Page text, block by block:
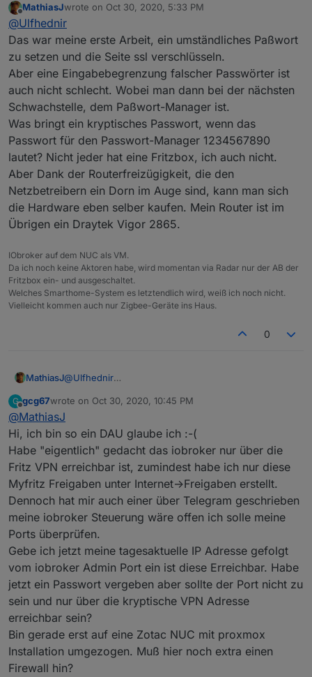
kann / soll, dass er ein Admin Kennwort zu setzen
hat.
Es wäre sinnig, dass man nachdem die
Lizenzbestimmungen gelesen hat, zunächst ein
Kennwort hinterlegen muss. Aber hier wird sogleich
während der Installation der Discovery-Adapter
gestartet.
Das suggeriert dem Enduser ein "Plug&Play" - er
muss sich um nichts mehr kümmern.
Zu deinem Thema FritzBox - du kannst nicht davon
ausgehen, dass jeder zu Hause eine FritzBox
herumzustehen hat. Da gäbe es noch ausreichend
Telekom-Kunden mit einem Speedport und Vodafone
Kunden mit einer EasyBox.
Da ist VPN nicht ganz so einfach eingerichtet. Und
hier liegt auch das eigentliche Problem: Der Aufwand
den Admin-Adapter freizugeben ist geringer als
einen VPN aufzubauen.
Offline
MathiasJwrote on Oct 30, 2020, 5:33 PM
last edited by
@Ulfhednir
Das war meine erste Arbeit, ein umständliches Paßwort
zu setzen und die Seite ssl verschlüsseln.
Aber eine Eingabebegrenzung falscher Passwörter ist
auch nicht schlecht. Wobei man dann bei der nächsten
Schwachstelle, dem Paßwort-Manager ist.
Was bringt ein kryptisches Passwort, wenn das
Passwort für den Passwort-Manager 1234567890
lautet? Nicht jeder hat eine Fritzbox, ich auch nicht.
Aber Dank der Routerfreizügigkeit, die den
Netzbetreibern ein Dorn im Auge sind, kann man sich
die Hardware eben selber kaufen. Mein Router ist im
Übrigen ein Draytek Vigor 2865.
IObroker auf dem NUC als VM.
Da ich noch keine Aktoren habe, wird momentan via Radar nur der AB der
Fritzbox ein- und ausgeschaltet.
Welches Smarthome-System es letztendlich wird, weiß ich noch nicht.
Vielleicht kommen auch nur Zigbee-Geräte ins Haus.
0
MathiasJ@Ulfhednir
wenn vom DAU Ports im Router
geöffnet werden und kein Admin-Passwort gesetzt
ist?
2 Beispiele habe ich ja weiter oben genannt, die
doch noch recht aktuell sind.
Dabei ist es wirklich kein Hexenwerk in der Fritzbox
eine VPN einzurichten. Mit der App myffritz! geht das
recht einfach und schnell.
G
Offline
gcg67wrote on Oct 30, 2020, 10:45 PM
last edited by
@MathiasJ
Hi, ich bin so ein DAU glaube ich :-(
Habe "eigentlich" gedacht das iobroker nur über die
Fritz VPN erreichbar ist, zumindest habe ich nur diese
Myfritz Freigaben unter Internet->Freigaben erstellt.
Dennoch hat mir auch einer über Telegram geschrieben
meine iobroker Steuerung wäre offen ich solle meine
Ports überprüfen.
Gebe ich jetzt meine tagesaktuelle IP Adresse gefolgt
vom iobroker Admin Port ein ist diese Erreichbar. Habe
jetzt ein Passwort vergeben aber sollte der Port nicht zu
sein und nur über die kryptische VPN Adresse
erreichbar sein?
Bin gerade erst auf eine Zotac NUC mit proxmox
Installation umgezogen. Muß hier noch extra einen
Firewall hin?